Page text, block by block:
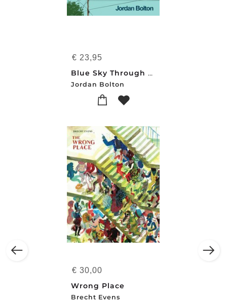
€ 23,95
Blue Sky Through the Window of a Moving Car
Jordan Bolton
€ 30,00
Wrong Place
Brecht Evens